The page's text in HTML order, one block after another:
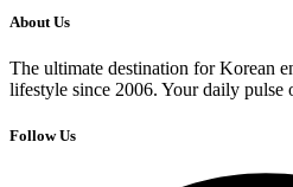
About Us
The ultimate destination for Korean
lifestyle since 2006. Your daily
Follow Us